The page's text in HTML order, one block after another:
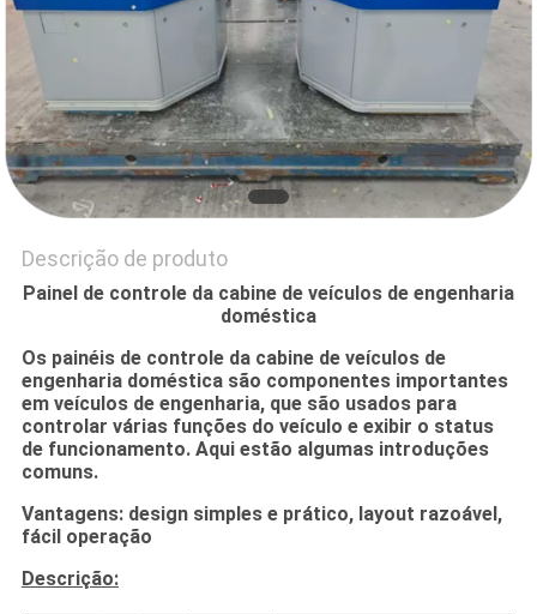
PRIVACY
POLICY
Descrição de produto
Painel de controle da cabine de veículos de engenharia
doméstica
Os painéis de controle da cabine de veículos de
engenharia doméstica são componentes importantes
em veículos de engenharia, que são usados para
controlar várias funções do veículo e exibir o status
de funcionamento. Aqui estão algumas introduções
comuns.
Vantagens: design simples e prático, layout razoável,
fácil operação
Descrição: